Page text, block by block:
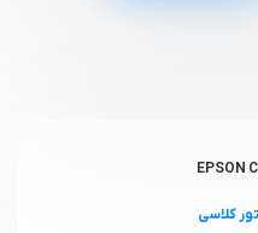
کلاسی